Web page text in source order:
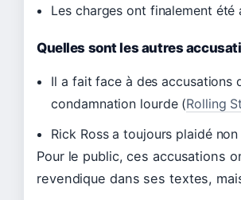
Les charges ont finalement
Quelles sont les autres
Il a fait face à des accusations
condamnation lourde (Rolling
Rick Ross a toujours plaidé
Pour le public, ces accusations
revendique dans ses textes,